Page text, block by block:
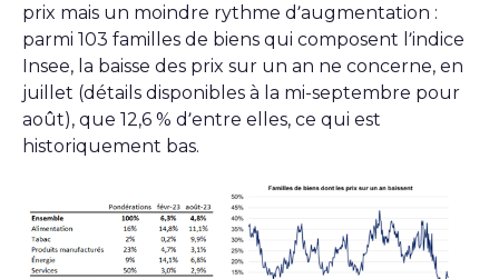
prix mais un moindre rythme d’augmentation :
parmi 103 familles de biens qui composent l’indice
Insee, la baisse des prix sur un an ne concerne, en
juillet (détails disponibles à la mi-septembre pour
août), que 12,6 % d’entre elles, ce qui est
historiquement bas.